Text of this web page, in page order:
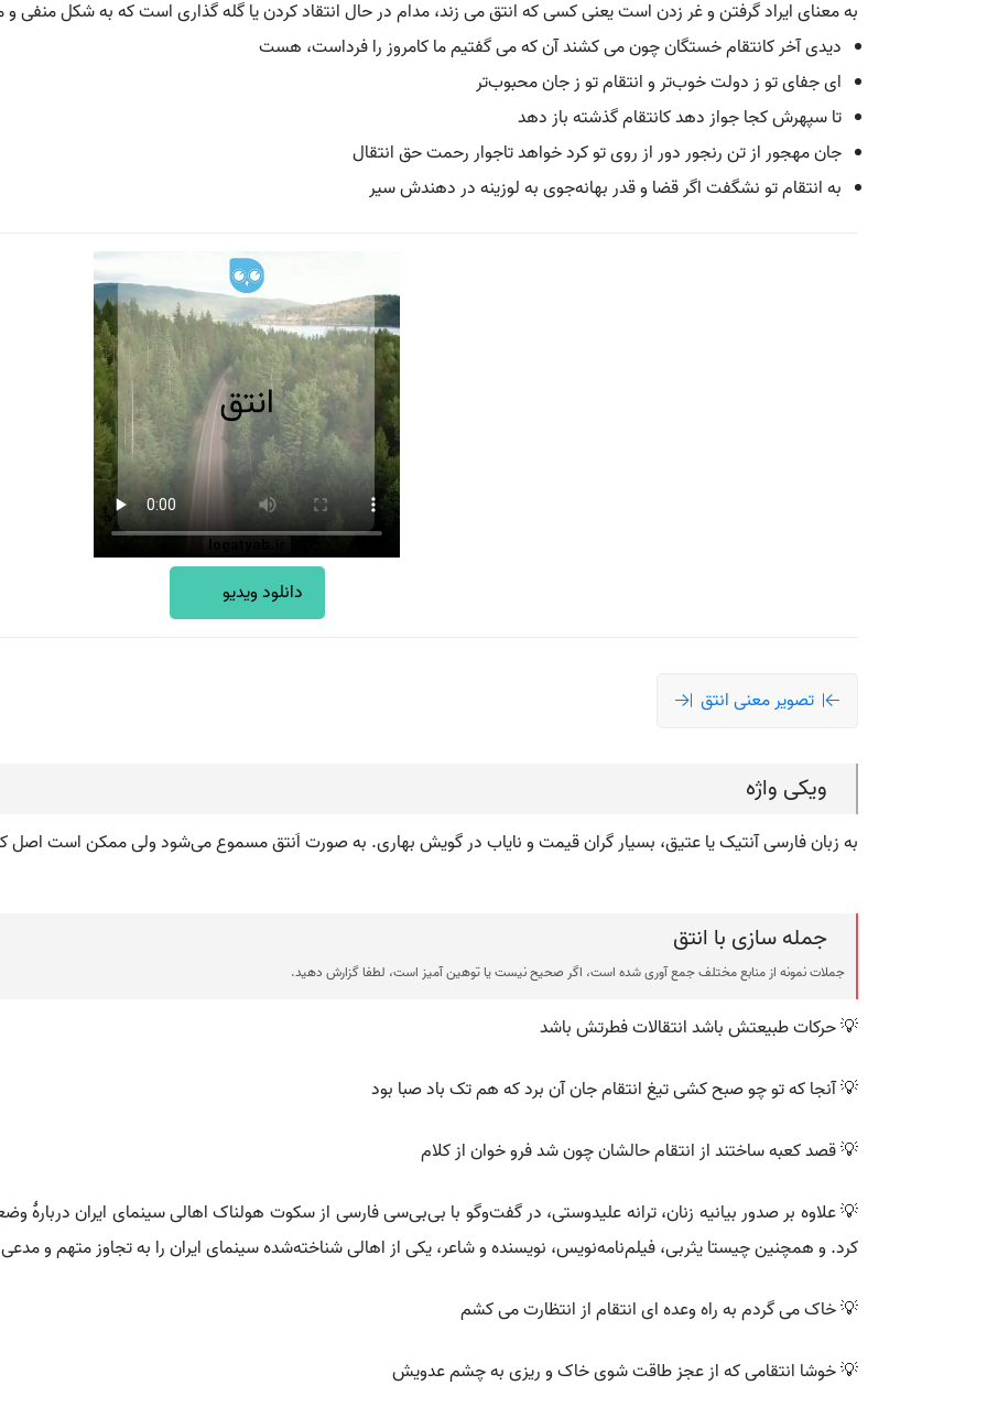
به معنای ایراد گرفتن و غر زدن است یعنی کسی که انتق می زند، مدام در حال انتقاد کردن یا گله گذاری است که به شکل منفی و
دیدی آخر کانتقام خستگان چون می کشند آن که می گفتیم ما کامروز را فرداست، هست
ای جفای تو ز دولت خوب‌تر و انتقام تو ز جان محبوب‌تر
تا سپهرش کجا جواز دهد کانتقام گذشته باز دهد
جان مهجور از تن رنجور دور از روی تو کرد خواهد تاجوار رحمت حق انتقال
به انتقام تو نشگفت اگر قضا و قدر بهانه‌جوی به لوزینه در دهندش سیر
دانلود ویدیو
تصویر معنی انتق
ویکی واژه
به زبان فارسی آنتیک یا عتیق، بسیار گران قیمت و نایاب در گویش بهاری. به صورت اَنتق مسموع می‌شود ولی ممکن است اصل
جمله سازی با انتق
جملات نمونه از منابع مختلف جمع آوری شده است، اگر صحیح نیست یا توهین آمیز است، لطفا گزارش دهید.
💡 حرکات طبیعتش باشد انتقالات فطرتش باشد
💡 آنجا که تو چو صبح کشی تیغ انتقام جان آن برد که هم تک باد صبا بود
💡 قصد کعبه ساختند از انتقام حالشان چون شد فرو خوان از کلام
💡 علاوه بر صدور بیانیه زنان، ترانه علیدوستی، در گفت‌وگو با بی‌بی‌سی فارسی از سکوت هولناک اهالی سینمای ایران
کرد. و همچنین چیستا یثربی، فیلم‌نامه‌نویس، نویسنده و شاعر، یکی از اهالی شناخته‌شده سینمای ایران را به تجاوز متهم و
💡 خاک می گردم به راه وعده ای انتقام از انتظارت می کشم
💡 خوشا انتقامی که از عجز طاقت شوی خاک و ریزی به ‌چشم عدویش